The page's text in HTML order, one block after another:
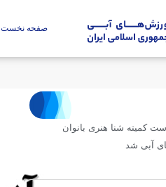
صفحه نخست
کمیته شنا هنری بانوان
آبی شد